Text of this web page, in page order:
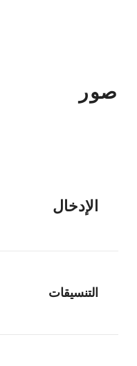
صور
الإدخال
التنسيقات